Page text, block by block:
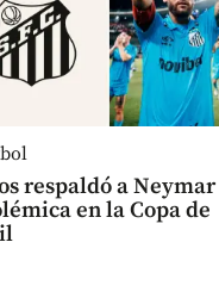
respaldó a
en la Copa de